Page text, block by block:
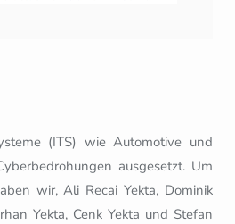
(ITS) wie Automotive und
ausgesetzt. Um
wir, Ali Recai Yekta, Dominik
Yekta, Cenk Yekta und Stefan